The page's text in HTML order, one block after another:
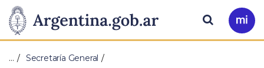
Presidencia
de
Pasar al contenido principal
Ir
a
Buscar
… Secretaría General